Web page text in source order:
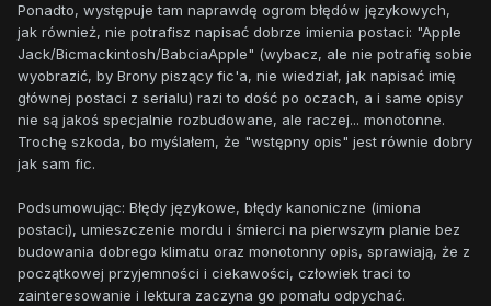
Ponadto, występuje tam naprawdę ogrom błędów językowych,
jak również, nie potrafisz napisać dobrze imienia postaci: "Apple
Jack/Bicmackintosh/BabciaApple" (wybacz, ale nie potrafię sobie
wyobrazić, by Brony piszący fic'a, nie wiedział, jak napisać imię
głównej postaci z serialu) razi to dość po oczach, a i same opisy
nie są jakoś specjalnie rozbudowane, ale raczej... monotonne.
Trochę szkoda, bo myślałem, że "wstępny opis" jest równie dobry
jak sam fic.
Podsumowując: Błędy językowe, błędy kanoniczne (imiona
postaci), umieszczenie mordu i śmierci na pierwszym planie bez
budowania dobrego klimatu oraz monotonny opis, sprawiają, że z
początkowej przyjemności i ciekawości, człowiek traci to
zainteresowanie i lektura zaczyna go pomału odpychać.